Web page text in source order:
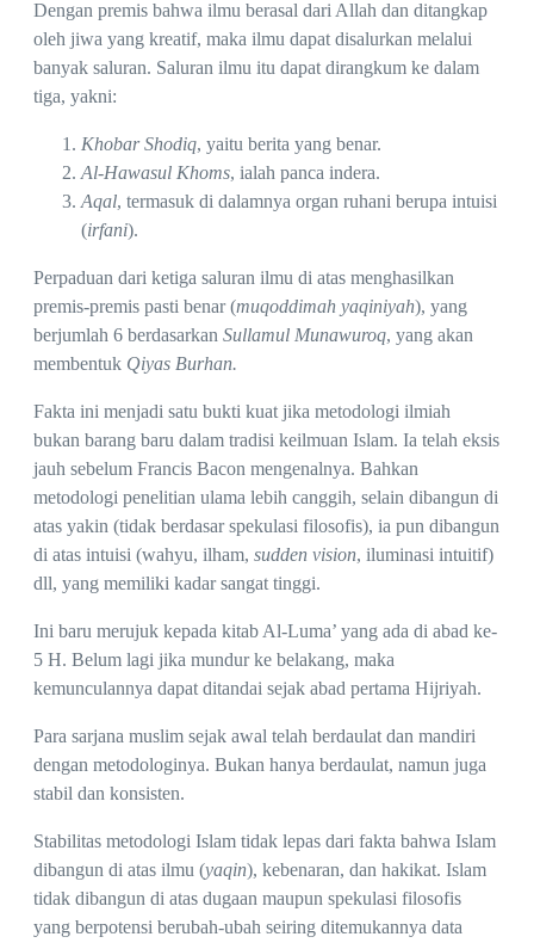
Dengan premis bahwa ilmu berasal dari Allah dan ditangkap
oleh jiwa yang kreatif, maka ilmu dapat disalurkan melalui
banyak saluran. Saluran ilmu itu dapat dirangkum ke dalam
tiga, yakni:
Khobar Shodiq, yaitu berita yang benar.
Al-Hawasul Khoms, ialah panca indera.
Aqal, termasuk di dalamnya organ ruhani berupa intuisi
(irfani).
Perpaduan dari ketiga saluran ilmu di atas menghasilkan
premis-premis pasti benar (muqoddimah yaqiniyah), yang
berjumlah 6 berdasarkan Sullamul Munawuroq, yang akan
membentuk Qiyas Burhan.
Fakta ini menjadi satu bukti kuat jika metodologi ilmiah
bukan barang baru dalam tradisi keilmuan Islam. Ia telah eksis
jauh sebelum Francis Bacon mengenalnya. Bahkan
metodologi penelitian ulama lebih canggih, selain dibangun di
atas yakin (tidak berdasar spekulasi filosofis), ia pun dibangun
di atas intuisi (wahyu, ilham, sudden vision, iluminasi intuitif)
dll, yang memiliki kadar sangat tinggi.
Ini baru merujuk kepada kitab Al-Luma’ yang ada di abad ke-
5 H. Belum lagi jika mundur ke belakang, maka
kemunculannya dapat ditandai sejak abad pertama Hijriyah.
Para sarjana muslim sejak awal telah berdaulat dan mandiri
dengan metodologinya. Bukan hanya berdaulat, namun juga
stabil dan konsisten.
Stabilitas metodologi Islam tidak lepas dari fakta bahwa Islam
dibangun di atas ilmu (yaqin), kebenaran, dan hakikat. Islam
tidak dibangun di atas dugaan maupun spekulasi filosofis
yang berpotensi berubah-ubah seiring ditemukannya data